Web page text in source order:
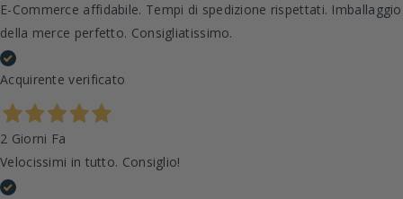
E-Commerce affidabile. Tempi di spedizione rispettati. Imballaggio
della merce perfetto. Consigliatissimo.
Acquirente verificato
2 Giorni Fa
Velocissimi in tutto. Consiglio!